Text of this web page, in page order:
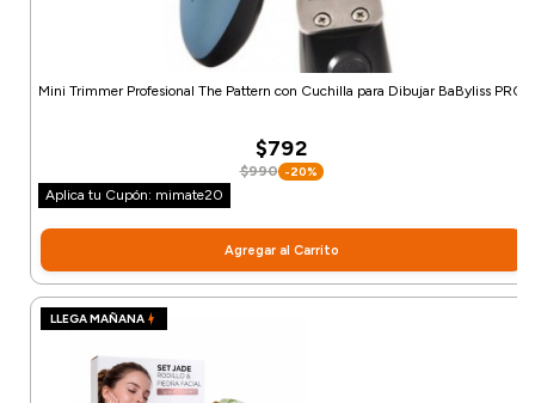
Mini Trimmer Profesional The Pattern con Cuchilla para Dibujar BaByliss PRO
$792
$990 -20%
Aplica tu Cupón: mimate20
Agregar al Carrito
LLEGA MAÑANA